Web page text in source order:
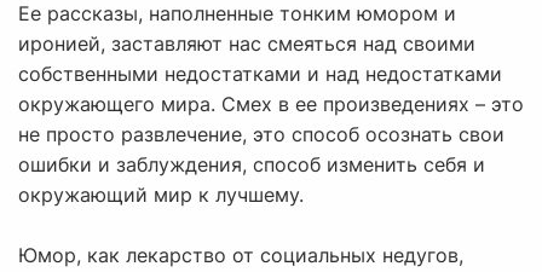
Ее рассказы, наполненные тонким юмором и
иронией, заставляют нас смеяться над своими
собственными недостатками и над недостатками
окружающего мира. Смех в ее произведениях – это
не просто развлечение, это способ осознать свои
ошибки и заблуждения, способ изменить себя и
окружающий мир к лучшему.
Юмор, как лекарство от социальных недугов,